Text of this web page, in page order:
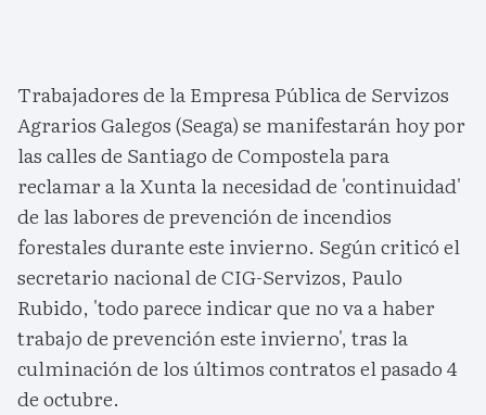
Trabajadores de la Empresa Pública de Servizos
Agrarios Galegos (Seaga) se manifestarán hoy por
las calles de Santiago de Compostela para
reclamar a la Xunta la necesidad de 'continuidad'
de las labores de prevención de incendios
forestales durante este invierno. Según criticó el
secretario nacional de CIG-Servizos, Paulo
Rubido, 'todo parece indicar que no va a haber
trabajo de prevención este invierno', tras la
culminación de los últimos contratos el pasado 4
de octubre.